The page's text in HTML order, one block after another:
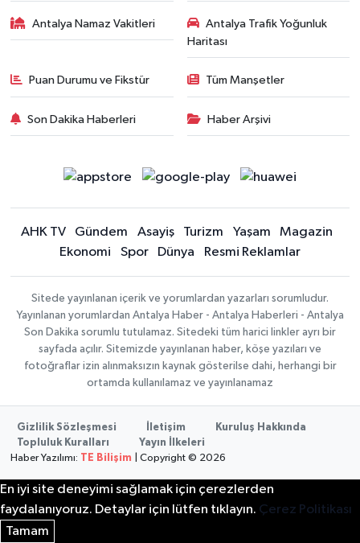
Antalya Namaz Vakitleri
Antalya Trafik Yoğunluk
Haritası
Puan Durumu ve Fikstür Tüm Manşetler
Son Dakika Haberleri Haber Arşivi
AHK TV Gündem Asayiş Turizm Yaşam
Magazin
Ekonomi
Spor Dünya Resmi Reklamlar
Sitede yayınlanan içerik ve yorumlardan yazarları sorumludur.
Yayınlanan yorumlardan Antalya Haber - Antalya Haberleri - Antalya
Son Dakika sorumlu tutulamaz. Sitedeki tüm harici linkler ayrı bir
sayfada açılır. Sitemizde yayınlanan haber, köşe yazıları ve
fotoğraflar izin alınmaksızın kaynak gösterilse dahi, herhangi bir
ortamda kullanılamaz ve yayınlanamaz
Gizlilik Sözleşmesi İletişim
Kuruluş Hakkında
Topluluk Kuralları
Yayın İlkeleri
Haber Yazılımı:
TE Bilişim | Copyright © 2026
En iyi site deneyimi sağlamak için çerezlerden
faydalanıyoruz. Detaylar için lütfen tıklayın. Çerez Politikası
Tamam